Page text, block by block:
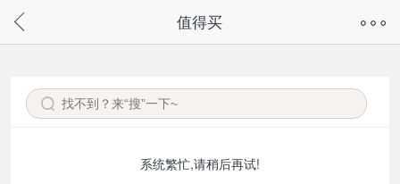
请通过微信或支付宝搜“奇兔客小程序”访问
值得买
系统繁忙,请稍后再试!